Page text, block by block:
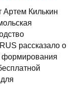
Артем Килькин
рассказало о
формирования